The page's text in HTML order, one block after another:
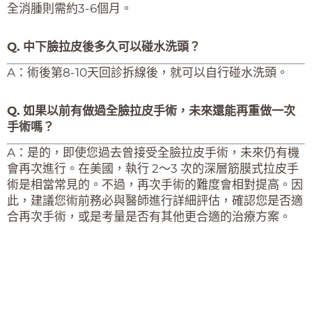
全消腫則需約3-6個月。
Q. 中下臉拉皮後多久可以碰水洗頭？
A：術後第8-10天回診拆線後，就可以自行碰水洗頭。
Q. 如果以前有做過全臉拉皮手術，未來還能再重做一次
手術嗎？
A：是的，即使您過去曾接受全臉拉皮手術，未來仍有機
會再次進行。在美國，執行 2～3 次的深層筋膜式拉皮手
術是相當常見的。不過，再次手術的難度會相對提高。因
此，建議您術前務必與醫師進行詳細評估，確認您是否適
合再次手術，或是考量是否有其他更合適的治療方案。